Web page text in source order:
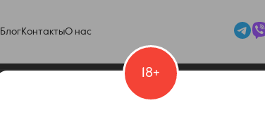
БлогКонтактыО нас
18+